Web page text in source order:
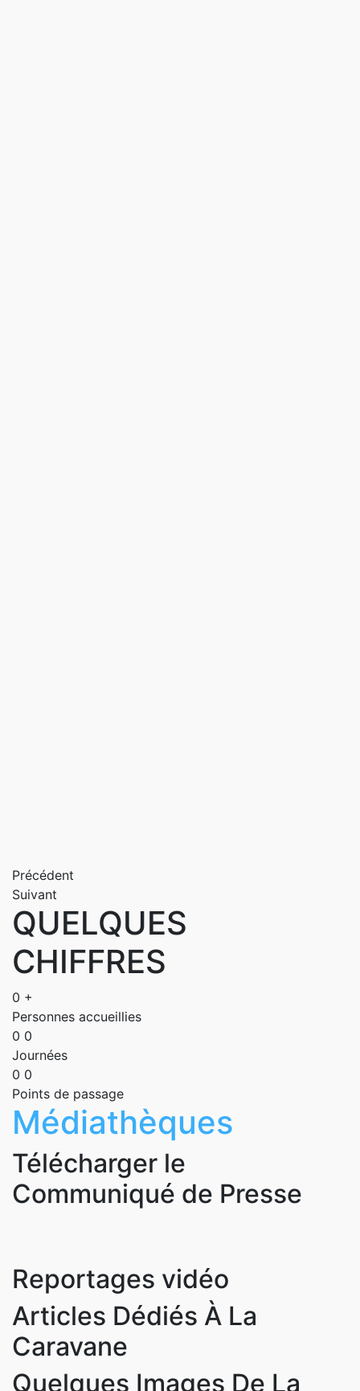
Précédent
Suivant
QUELQUES
CHIFFRES
0 +
Personnes accueillies
0 0
Journées
0 0
Points de passage
Médiathèques
Télécharger le
Communiqué de Presse
Reportages vidéo
Articles Dédiés À La
Caravane
Quelques Images De La